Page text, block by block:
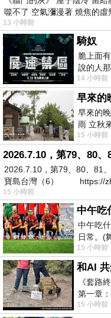
噬不了 空氣瀰漫著 燒焦的虛
13 小時前
騎奴
脆上面
說的人
了一個
14 小時前
早來的
早來的
雨 立秋
下子 又
15 小時前
2026.7.10，第79、80、81
寶島台灣（6） https://
15 小時前
中午吃
日常。(
當？麵
15 小時前
《套路
第一章
卡爾頓
15 小時前